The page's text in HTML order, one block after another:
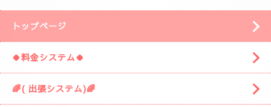
安倍川駅の方に進みますと
左側に広い駐車場がありますそこの１９番に
お車を停めてください。
着きましたら お電話お願いしますね。
スタッフがお出迎えに伺います。